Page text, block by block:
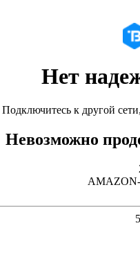
Нет
Подключитесь к другой
Невозможно
AMAZON-